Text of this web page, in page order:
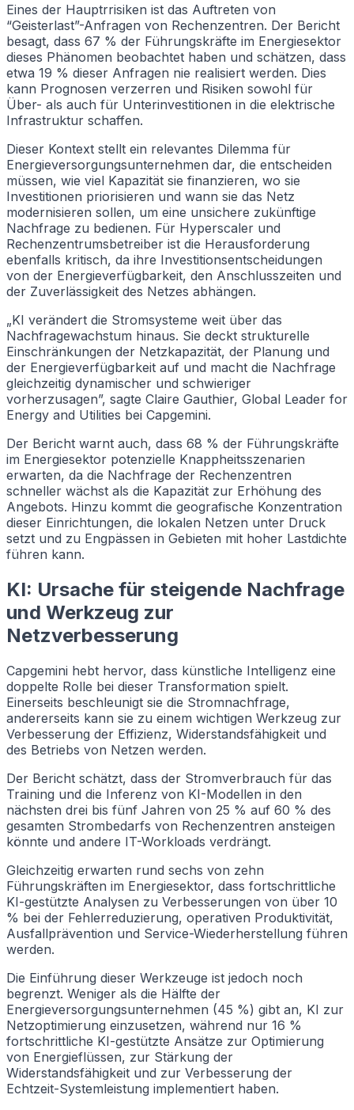
Eines der Hauptrrisiken ist das Auftreten von
“Geisterlast”-Anfragen von Rechenzentren. Der Bericht
besagt, dass 67 % der Führungskräfte im Energiesektor
dieses Phänomen beobachtet haben und schätzen, dass
etwa 19 % dieser Anfragen nie realisiert werden. Dies
kann Prognosen verzerren und Risiken sowohl für
Über- als auch für Unterinvestitionen in die elektrische
Infrastruktur schaffen.
Dieser Kontext stellt ein relevantes Dilemma für
Energieversorgungsunternehmen dar, die entscheiden
müssen, wie viel Kapazität sie finanzieren, wo sie
Investitionen priorisieren und wann sie das Netz
modernisieren sollen, um eine unsichere zukünftige
Nachfrage zu bedienen. Für Hyperscaler und
Rechenzentrumsbetreiber ist die Herausforderung
ebenfalls kritisch, da ihre Investitionsentscheidungen
von der Energieverfügbarkeit, den Anschlusszeiten und
der Zuverlässigkeit des Netzes abhängen.
„KI verändert die Stromsysteme weit über das
Nachfragewachstum hinaus. Sie deckt strukturelle
Einschränkungen der Netzkapazität, der Planung und
der Energieverfügbarkeit auf und macht die Nachfrage
gleichzeitig dynamischer und schwieriger
vorherzusagen”, sagte Claire Gauthier, Global Leader for
Energy and Utilities bei Capgemini.
Der Bericht warnt auch, dass 68 % der Führungskräfte
im Energiesektor potenzielle Knappheitsszenarien
erwarten, da die Nachfrage der Rechenzentren
schneller wächst als die Kapazität zur Erhöhung des
Angebots. Hinzu kommt die geografische Konzentration
dieser Einrichtungen, die lokalen Netzen unter Druck
setzt und zu Engpässen in Gebieten mit hoher Lastdichte
führen kann.
KI: Ursache für steigende Nachfrage
und Werkzeug zur
Netzverbesserung
Capgemini hebt hervor, dass künstliche Intelligenz eine
doppelte Rolle bei dieser Transformation spielt.
Einerseits beschleunigt sie die Stromnachfrage,
andererseits kann sie zu einem wichtigen Werkzeug zur
Verbesserung der Effizienz, Widerstandsfähigkeit und
des Betriebs von Netzen werden.
Der Bericht schätzt, dass der Stromverbrauch für das
Training und die Inferenz von KI-Modellen in den
nächsten drei bis fünf Jahren von 25 % auf 60 % des
gesamten Strombedarfs von Rechenzentren ansteigen
könnte und andere IT-Workloads verdrängt.
Gleichzeitig erwarten rund sechs von zehn
Führungskräften im Energiesektor, dass fortschrittliche
KI-gestützte Analysen zu Verbesserungen von über 10
% bei der Fehlerreduzierung, operativen Produktivität,
Ausfallprävention und Service-Wiederherstellung führen
werden.
Die Einführung dieser Werkzeuge ist jedoch noch
begrenzt. Weniger als die Hälfte der
Energieversorgungsunternehmen (45 %) gibt an, KI zur
Netzoptimierung einzusetzen, während nur 16 %
fortschrittliche KI-gestützte Ansätze zur Optimierung
von Energieflüssen, zur Stärkung der
Widerstandsfähigkeit und zur Verbesserung der
Echtzeit-Systemleistung implementiert haben.